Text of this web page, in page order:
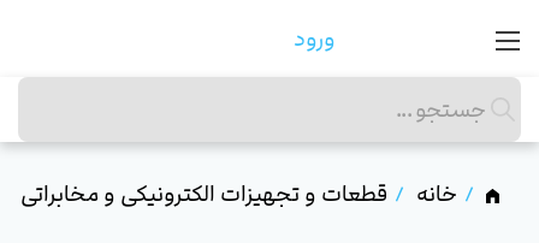
ورود
خانه قطعات و تجهیزات الکترونیکی و مخابراتی